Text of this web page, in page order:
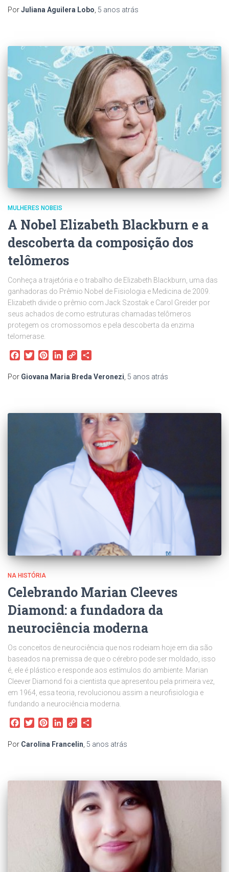
PorJuliana Aguilera Lobo 5 anos atrás
MULHERES NOBEIS
A Nobel Elizabeth Blackburn e a
descoberta da composição dos
telômeros
Conheça a trajetória e o trabalho de Elizabeth Blackburn, uma das
ganhadoras do Prêmio Nobel de Fisiologia e Medicina de 2009.
Elizabeth divide o prêmio com Jack Szostak e Carol Greider por
seus achados de como estruturas chamadas telômeros
protegem os cromossomos e pela descoberta da enzima
telomerase.
Facebook
TwitterPinterestLinkedIn
Copy
Por Giovana Maria Breda Veronezi, 5 anos atrás
NA HISTÓRIA
Celebrando Marian Cleeves
Diamond: a fundadora da
neurociência moderna
Os conceitos de neurociência que nos rodeiam hoje em dia são
baseados na premissa de que o cérebro pode ser moldado, isso
é, ele é plástico e responde aos estímulos do ambiente. Marian
Cleever Diamond foi a cientista que apresentou pela primeira vez,
em 1964, essa teoria, revolucionou assim a neurofisiologia e
fundando a neurociência moderna.
Facebook
TwitterPinterestLinkedIn
Copy
Por Carolina Francelin 5 anos atrás